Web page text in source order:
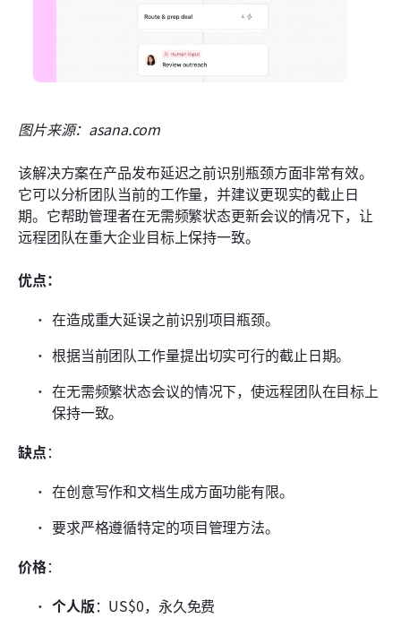
图片来源：asana.com
该解决方案在产品发布延迟之前识别瓶颈方面非常有效。
它可以分析团队当前的工作量，并建议更现实的截止日
期。它帮助管理者在无需频繁状态更新会议的情况下，让
远程团队在重大企业目标上保持一致。
优点：
在造成重大延误之前识别项目瓶颈。
根据当前团队工作量提出切实可行的截止日期。
在无需频繁状态会议的情况下，使远程团队在目标上
保持一致。
缺点：
在创意写作和文档生成方面功能有限。
要求严格遵循特定的项目管理方法。
价格：
个人版：US$0，永久免费